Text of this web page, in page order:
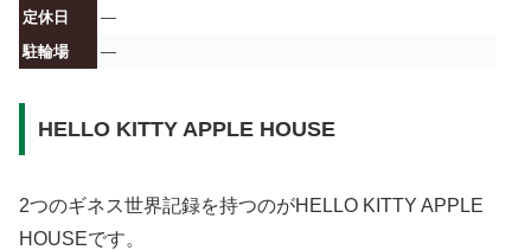
定休日
—
駐輪場
—
HELLO KITTY APPLE HOUSE
2つのギネス世界記録を持つのがHELLO KITTY APPLE
HOUSEです。